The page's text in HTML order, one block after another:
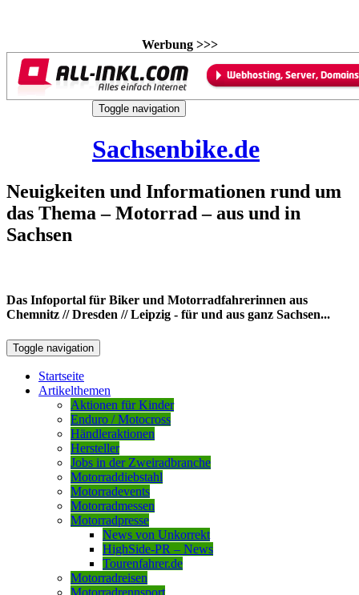
Werbung >>>
Toggle navigation
Sachsenbike.de
Neuigkeiten und Informationen rund um
das Thema – Motorrad – aus und in
Sachsen
Das Infoportal für Biker und Motorradfahrerinnen aus
Chemnitz // Dresden // Leipzig - für und aus ganz Sachsen...
Toggle navigation
Startseite
Artikelthemen
Aktionen für Kinder
Enduro / Motocross
Händleraktionen
Hersteller
Jobs in der Zweiradbranche
Motorraddiebstahl
Motorradevents
Motorradmessen
Motorradpresse
News von Unkorrekt
HighSide-PR – News
Tourenfahrer.de
Motorradreisen
Motorradrennsport